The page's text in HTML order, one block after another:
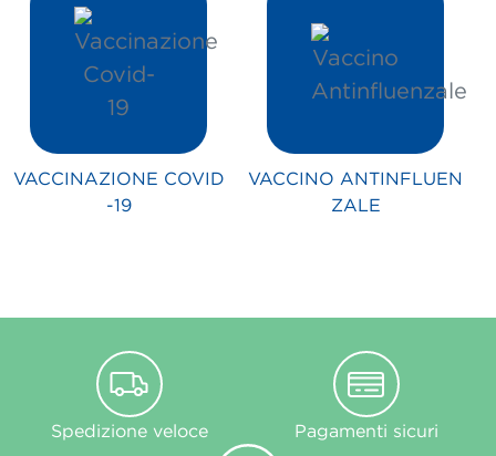
VACCINAZIONE COVID
-19
VACCINO ANTINFLUEN
ZALE
Spedizione veloce Pagamenti sicuri